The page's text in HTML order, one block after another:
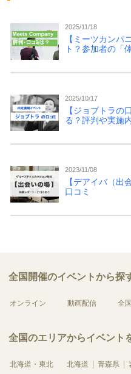
2025/11/18
【ミーツカンパ
ト？参加者の「
2025/10/17
【ジョブトラの
る？評判や実施
2023/11/08
【デアイバ（出
口コミ
全国開催のイベントから探
オンライン 動画配信 全国
全国のエリアからイベント
北海道・東北 北海道 青森県